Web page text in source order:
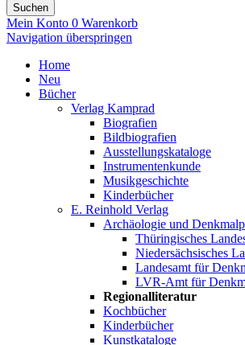
Suchen
Mein Konto 0 Warenkorb
Navigation überspringen
Home
Neu
Bücher
Verlag Kamprad
Biografien
Bildbiografien
Ausstellungskataloge
Instrumentenkunde
Musikgeschichte
Kinderbücher
E. Reinhold Verlag
Archäologie und
Thüringisches
Niedersächsisches
Landesamt für
LVR-Amt für
Regionalliteratur
Kochbücher
Kinderbücher
Kunstkataloge